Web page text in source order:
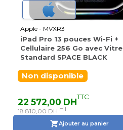
Apple - MVXR3
iPad Pro 13 pouces Wi-Fi +
Cellulaire 256 Go avec Vitre
Standard SPACE BLACK
Non disponible
22 572,00 DHTTC
18 810,00 DH HT
Ajouter au panier